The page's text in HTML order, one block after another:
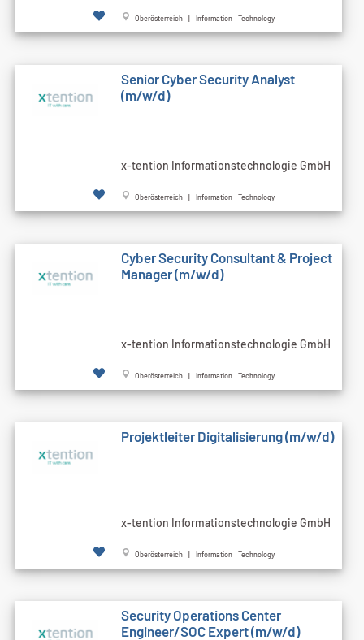
Oberösterreich | Information Technology
Senior Cyber Security Analyst
(m/w/d)
x-tention Informationstechnologie GmbH
Oberösterreich | Information Technology
Cyber Security Consultant & Project
Manager (m/w/d)
x-tention Informationstechnologie GmbH
Oberösterreich | Information Technology
Projektleiter Digitalisierung (m/w/d)
x-tention Informationstechnologie GmbH
Oberösterreich | Information Technology
Security Operations Center
Engineer/SOC Expert (m/w/d)